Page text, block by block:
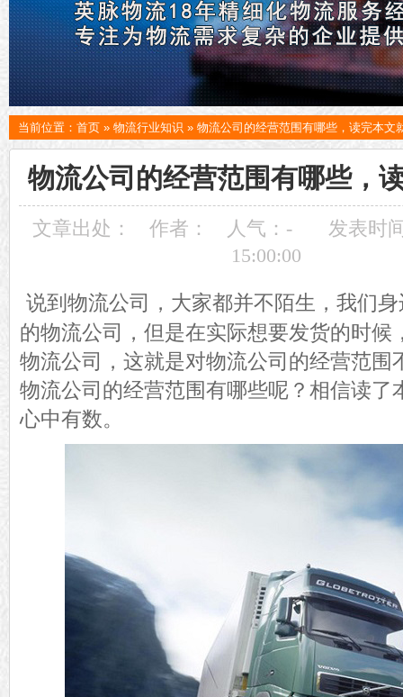
当前位置： 首页 » 物流行业知识 » 物流公司的经营范围有哪些，读完本文
物流公司的经营范围有哪些，
文章出处： 作者： 人气： -
发表时
15:00:00
说到物流公司，大家都并不陌生，我们
的物流公司，但是在实际想要发货的时候
物流公司，这就是对物流公司的经营范围
物流公司的经营范围有哪些呢？相信读了
心中有数。